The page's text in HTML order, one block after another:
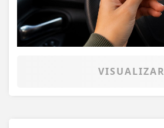
VISUALIZAR